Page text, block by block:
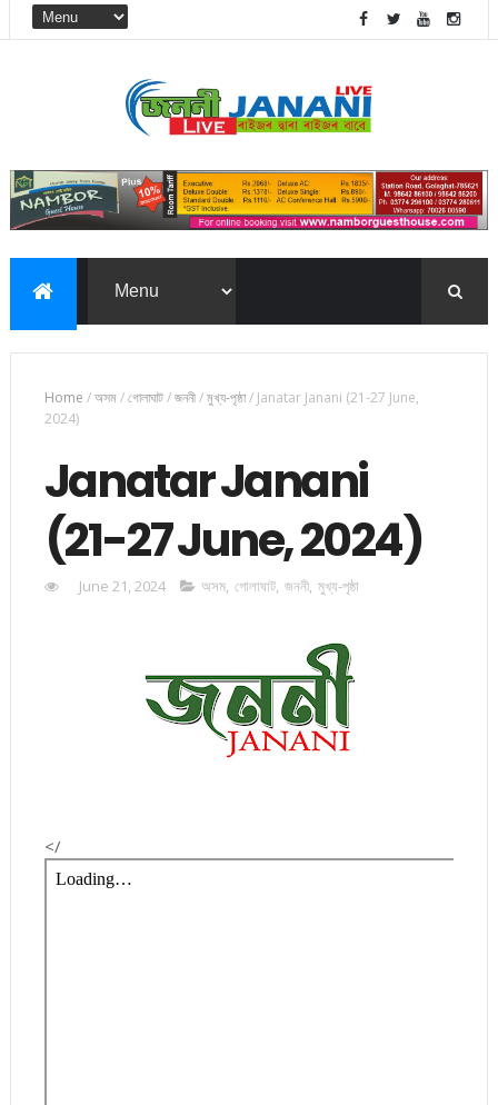
Home /অসম/গোলাঘাট/জননী/মুখ্য-পৃষ্ঠা/ Janatar Janani (21-27 June,
2024)
Janatar Janani
(21-27 June, 2024)
June 21, 2024 অসম, গোলাঘাট, জননী, মুখ্য-পৃষ্ঠা
</